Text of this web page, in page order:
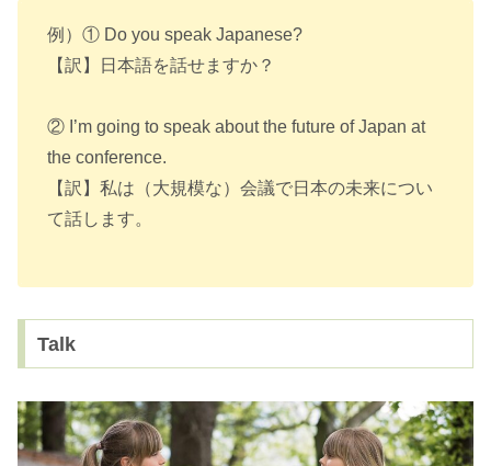
例）① Do you speak Japanese?
【訳】日本語を話せますか？
② I’m going to speak about the future of Japan at
the conference.
【訳】私は（大規模な）会議で日本の未来につい
て話します。
Talk